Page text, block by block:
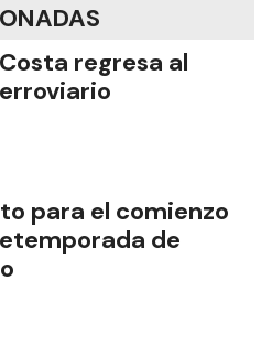
regresa al
para el comienzo
de